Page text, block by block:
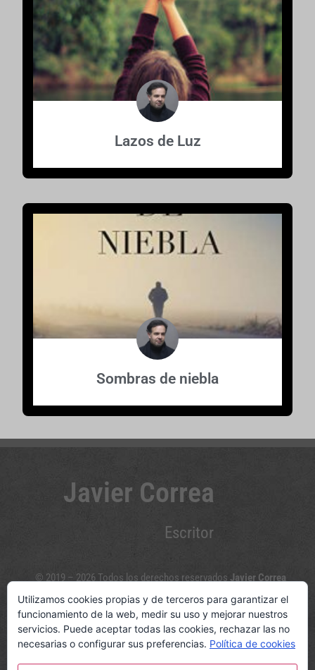
Lazos de Luz
Sombras de niebla
Javier Correa
Escritor
© 2019 – 2026 Todos los derechos reservados Javier Correa
Sígueme en las redes sociales
Utilizamos cookies propias y de terceros para garantizar el
funcionamiento de la web, medir su uso y mejorar nuestros
servicios. Puede aceptar todas las cookies, rechazar las no
necesarias o configurar sus preferencias. Política de cookies